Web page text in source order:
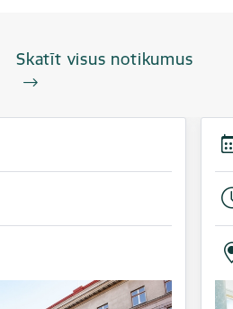
Skatīt visus notikumus